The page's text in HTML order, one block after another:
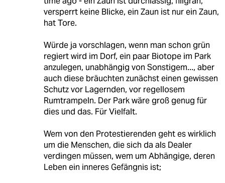
versperrt keine Blicke, ein Zaun ist nur ein Zaun,
hat Tore.
Würde ja vorschlagen, wenn man schon grün
regiert wird im Dorf, ein paar Biotope im Park
anzulegen, unabhängig von Sonstigem..., aber
auch diese bräuchten zunächst einen gewissen
Schutz vor Lagernden, vor regellosem
Rumtrampeln. Der Park wäre groß genug für
dies und das. Für Vielfalt.
Wem von den Protestierenden geht es wirklich
um die Menschen, die sich da als Dealer
verdingen müssen, wem um Abhängige, deren
Leben ein inneres Gefängnis ist;